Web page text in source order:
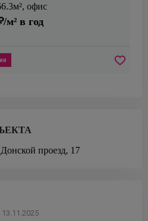
м², офис
м² в год
проезд, 17
13.11.2025